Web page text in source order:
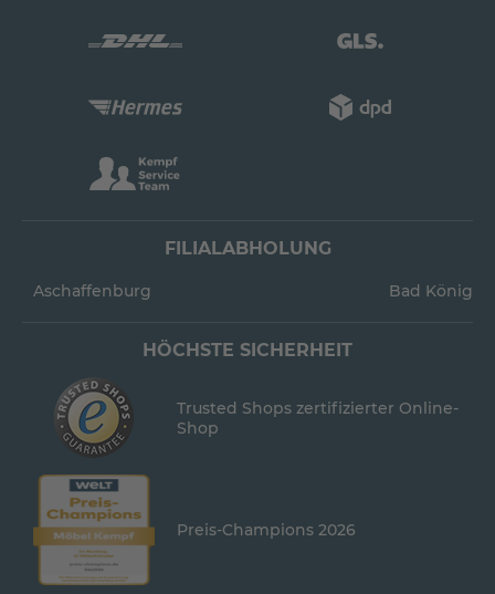
FILIALABHOLUNG
Aschaffenburg Bad König
HÖCHSTE SICHERHEIT
Trusted Shops zertifizierter Online-
Shop
Preis-Champions 2026